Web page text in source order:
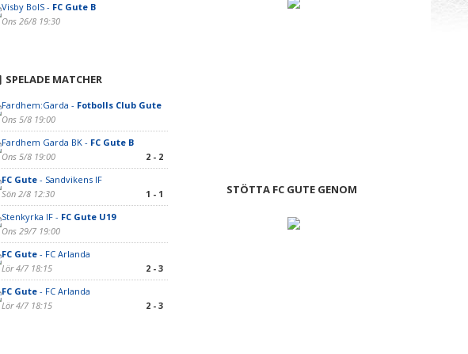
Visby BoIS - FC Gute B
Ons 26/8 19:30
SPELADE MATCHER
Fardhem:Garda - Fotbolls Club Gute
Ons 5/8 19:00
Fardhem Garda BK - FC Gute B
Ons 5/8 19:00
2 - 2
FC Gute- Sandvikens IF
Sön 2/8 12:30
1 - 1
Stenkyrka IF - FC Gute U19
Ons 29/7 19:00
FC Gute- FC Arlanda
Lör 4/7 18:15
2 - 3
FC Gute- FC Arlanda
Lör 4/7 18:15
2 - 3
STÖTTA FC GUTE GENOM